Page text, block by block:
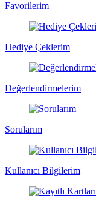
Favorilerim
Hediye Çeklerim
Değerlendirmelerim
Sorularım
Kullanıcı Bilgilerim